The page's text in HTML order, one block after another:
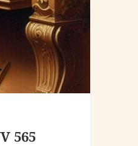
565